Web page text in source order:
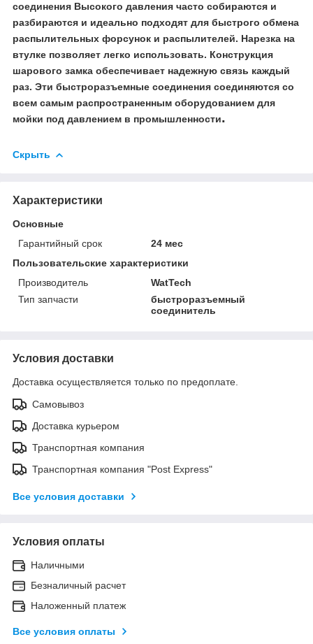
соединения Высокого давления часто собираются и
разбираются и идеально подходят для быстрого обмена
распылительных форсунок и распылителей. Нарезка на
втулке позволяет легко использовать. Конструкция
шарового замка обеспечивает надежную связь каждый
раз. Эти быстроразъемные соединения соединяются со
всем самым распространенным оборудованием для
мойки под давлением в промышленности.
Скрыть
Характеристики
Основные
Гарантийный срок
24 мес
Пользовательские характеристики
Производитель
WatTech
Тип запчасти
быстроразъемный
соединитель
Условия доставки
Доставка осуществляется только по предоплате.
Самовывоз
Доставка курьером
Транспортная компания
Транспортная компания "Post Express"
Все условия доставки
Условия оплаты
Наличными
Безналичный расчет
Наложенный платеж
Все условия оплаты